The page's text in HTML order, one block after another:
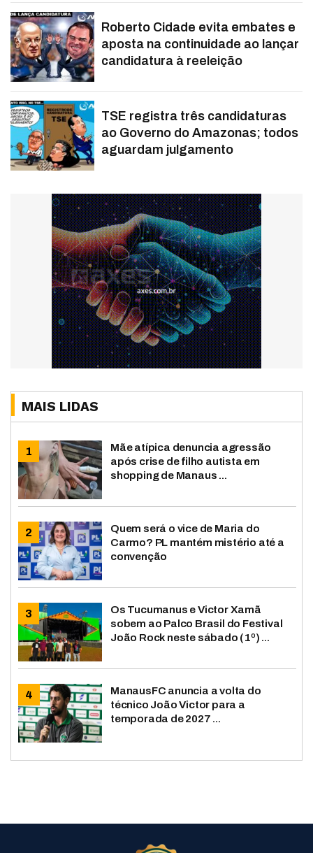
Roberto Cidade evita embates e
aposta na continuidade ao lançar
candidatura à reeleição
TSE registra três candidaturas
ao Governo do Amazonas; todos
aguardam julgamento
MAIS LIDAS
Mãe atípica denuncia agressão
após crise de filho autista em
shopping de Manaus ...
Quem será o vice de Maria do
Carmo? PL mantém mistério até a
convenção
Os Tucumanus e Victor Xamã
sobem ao Palco Brasil do Festival
João Rock neste sábado (1º) ...
ManausFC anuncia a volta do
técnico João Victor para a
temporada de 2027 ...